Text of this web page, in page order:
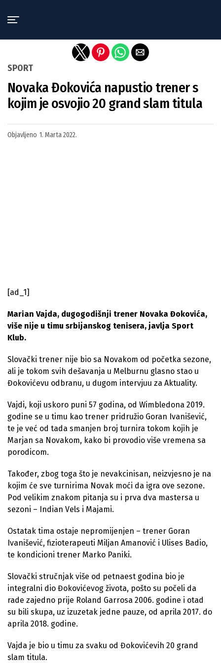
SPORT
Novaka Đokovića napustio trener s
kojim je osvojio 20 grand slam titula
Objavljeno 1. Marta 2022.
[ad_1]
Marian Vajda, dugogodišnji trener Novaka Đokovića,
više nije u timu srbijanskog tenisera, javlja Sport
Klub.
Slovački trener nije bio sa Novakom od početka sezone,
ali je tokom svih dešavanja u Melburnu glasno stao u
Đokovićevu odbranu, u dugom intervjuu za Aktuality.
Vajdi, koji uskoro puni 57 godina, od Wimbledona 2019.
godine se u timu kao trener pridružio Goran Ivanišević,
te je već od tada smanjen broj turnira tokom kojih je
Marjan sa Novakom, kako bi provodio više vremena sa
porodicom.
Također, zbog toga što je nevakcinisan, neizvjesno je na
kojim će sve turnirima Novak moći da igra ove sezone.
Pod velikim znakom pitanja su i prva dva mastersa u
sezoni – Indian Vels i Majami.
Ostatak tima ostaje nepromijenjen – trener Goran
Ivanišević, fizioterapeuti Miljan Amanović i Ulises Badio,
te kondicioni trener Marko Paniki.
Slovački stručnjak više od petnaest godina bio je
integralni dio Đokovićevog života, pošto su počeli da
rade zajedno prije Roland Garrosa 2006. godine i otad
su bili skupa, uz izuzetak jedne pauze, od aprila 2017. do
aprila 2018. godine.
Vajda je bio u timu za svaku od Đokovićevih 20 grand
slam titula.